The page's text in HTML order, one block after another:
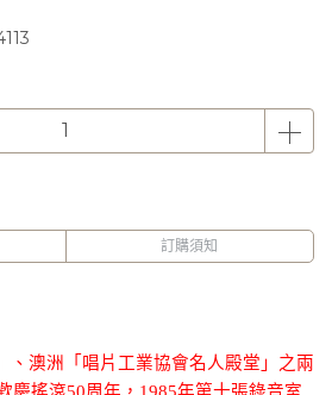
訂購須知
、澳洲「唱片工業協會名人殿堂」之兩